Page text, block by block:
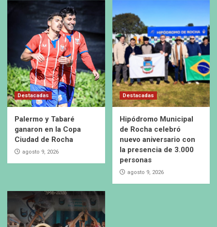
Destacadas
Palermo y Tabaré
ganaron en la Copa
Ciudad de Rocha
agosto 9, 2026
Destacadas
Hipódromo Municipal
de Rocha celebró
nuevo aniversario con
la presencia de 3.000
personas
agosto 9, 2026